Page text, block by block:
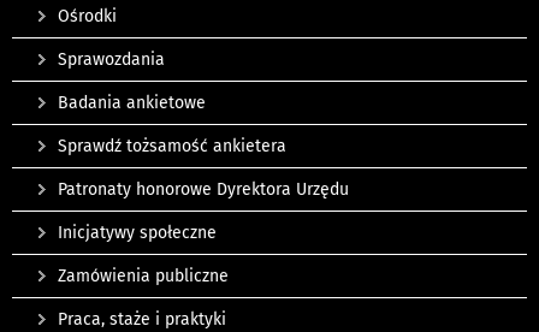
Ośrodki
Sprawozdania
Badania ankietowe
Sprawdź tożsamość ankietera
Patronaty honorowe Dyrektora Urzędu
Inicjatywy społeczne
Zamówienia publiczne
Praca, staże i praktyki